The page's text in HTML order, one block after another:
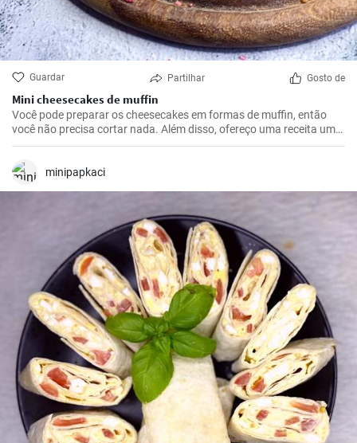
Guardar Partilhar Gosto de
Mini cheesecakes de muffin
Você pode preparar os cheesecakes em formas de muffin, então
você não precisa cortar nada. Além disso, ofereço uma receita um
pouco mais leve.
minipapkaci